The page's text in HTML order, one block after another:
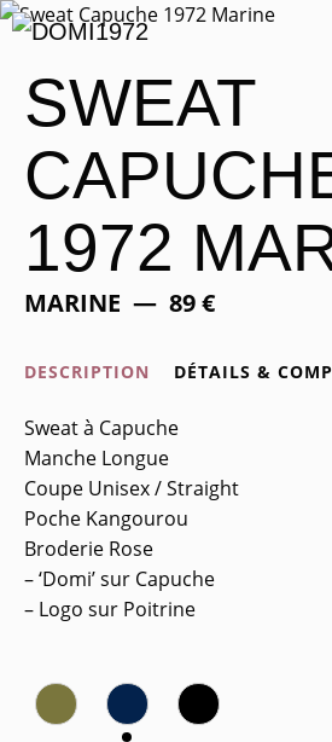
au
SWEAT
1972
MARINE 89€
DESCRIPTION DÉTAILS &
Sweat à Capuche
Manche Longue
Coupe Unisex / Straight
Poche Kangourou
Broderie Rose
– ‘Domi’ sur Capuche
– Logo sur Poitrine